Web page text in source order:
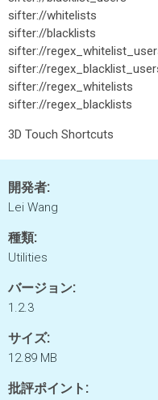
sifter://whitelists
sifter://blacklists
sifter://
sifter://
sifter://regex_whitelists
sifter://regex_blacklists
3D Touch Shortcuts
開発者:
Lei Wang
種類:
Utilities
バージョン:
1.2.3
サイズ:
12.89 MB
批評ポイント: